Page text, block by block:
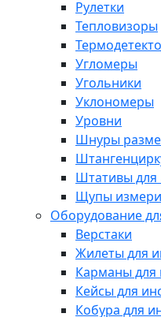
Рулетки
Тепловизоры
Угломеры
Угольники
Уклономеры
Уровни
Шнуры
Штативы для
Щупы
Оборудование
Верстаки
Жилеты для
Карманы для
Кейсы для
Кобура для